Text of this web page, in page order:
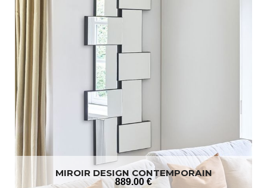
MIROIR DESIGN CONTEMPORAIN
889.00 €